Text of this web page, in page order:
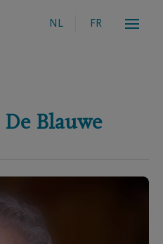
NL FR
De Blauwe